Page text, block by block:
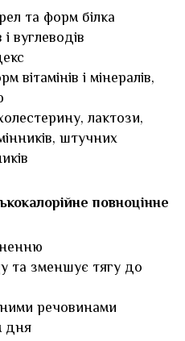
та форм білка
вуглеводів
і мінералів,
лактози,
штучних
повноцінне
та зменшує тягу до
речовинами
дня